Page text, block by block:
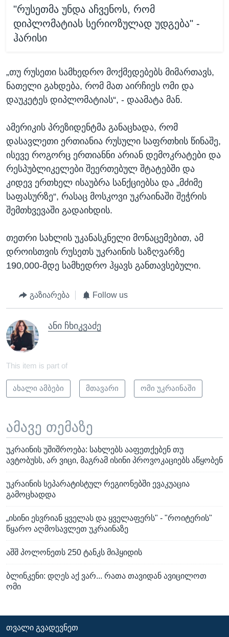
"რუსეთმა უნდა აჩვენოს, რომ
დიპლომატიას სერიოზულად უდგება" -
ჰარისი
„თუ რუსეთი სამხედრო მოქმედებებს მიმართავს,
ნათელი გახდება, რომ მათ აირჩიეს ომი და
დაუკეტეს დიპლომატიას“, - დაამატა მან.
ამერიკის პრეზიდენტმა განაცხადა, რომ
დასავლეთი ერთიანია რუსული საფრთხის წინაშე,
ისევე როგორც ერთიანნი არიან დემოკრატები და
რესპუბლიკელები შეერთებულ შტატებში და
კიდევ ერთხელ ისაუბრა სანქციებსა და „მძიმე
საფასურზე“, რასაც მოსკოვი უკრაინაში შეჭრის
შემთხვევაში გადაიხდის.
თეთრი სახლის უკანასკნელი მონაცემებით, ამ
დროისთვის რუსეთს უკრაინის საზღვარზე
190,000-მდე სამხედრო ჰყავს განთავსებული.
გაზიარება Follow us
ანი ჩხიკვაძე
This item is part of
ახალი ამბები მთავარი ომი უკრაინაში
ამავე თემაზე
უკრაინის უშიშროება: სახლებს ააფეთქებენ თუ
ავტობუსს, არ ვიცი, მაგრამ ისინი პროვოკაციებს აწყობენ
უკრაინის სეპარატისტულ რეგიონებში ევაკუაცია
გამოცხადდა
„ისინი ესვრიან ყველას და ყველაფერს" - "როიტერის"
წყარო აღმოსავლეთ უკრაინაზე
აშშ პოლონეთს 250 ტანკს მიჰყიდის
ბლინკენი: დღეს აქ ვარ... რათა თავიდან ავიცილოთ
ომი
ᲗᲕᲐᲚᲘ ᲒᲕᲐᲓᲔᲕᲜᲔᲗ